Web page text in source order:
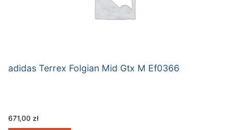
adidas Terrex Folgian Mid Gtx M Ef0366
671,00 zł